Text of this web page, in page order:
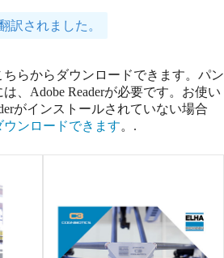
訳されました。
らからダウンロードできます。パン
、Adobe Readerが必要です。お使い
がインストールされていない場合
ンロードできます。.